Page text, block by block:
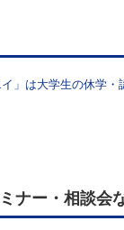
イ」は大学生の休学
ナー・相談会